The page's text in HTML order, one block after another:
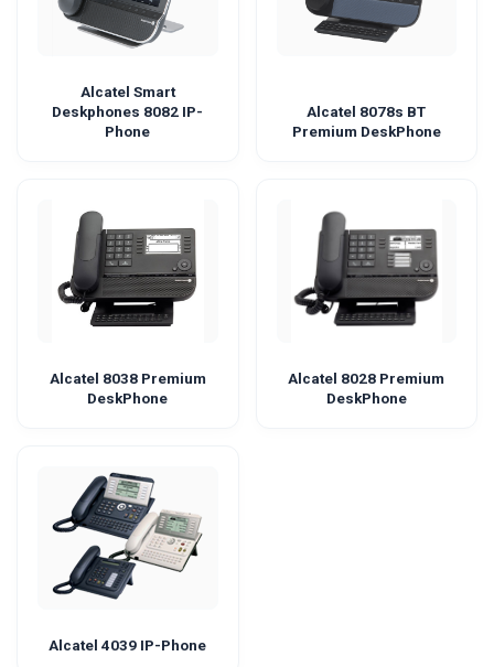
Alcatel Smart
Deskphones 8082 IP-
Phone
Alcatel 8078s BT
Premium DeskPhone
Alcatel 8038 Premium
DeskPhone
Alcatel 8028 Premium
DeskPhone
Alcatel 4039 IP-Phone